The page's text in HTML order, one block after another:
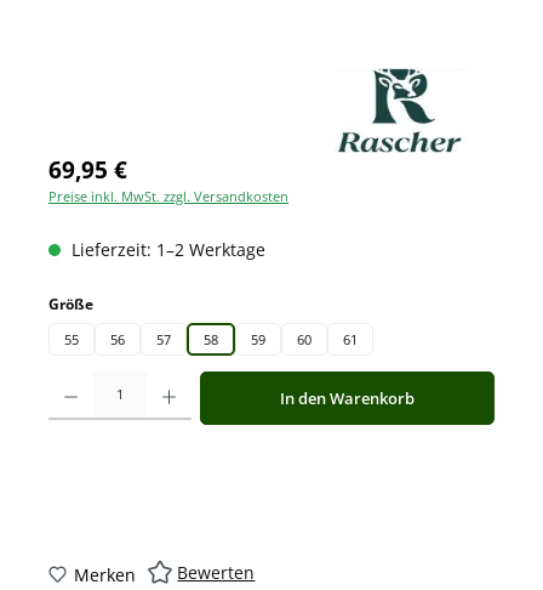
69,95 €
Preise inkl. MwSt. zzgl. Versandkosten
Lieferzeit: 1–2 Werktage
Größeauswählen
55 56 57 58 59 60 61
Produkt Anzahl: Gib den gewünschten Wert ein oder benutze die
In den Warenkorb
Merken Bewerten